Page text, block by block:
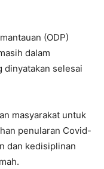
(ODP)
dalam
dinyatakan selesai
masyarakat untuk
penularan Covid-
dan kedisiplinan